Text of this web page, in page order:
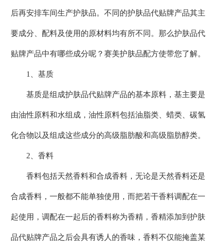
后再安排车间生产护肤品。不同的护肤品代贴牌产品其主
要成分、配料及使用的原材料均有所不同。那么护肤品代
贴牌产品中有哪些成分呢？赛美护肤品配方使带您了解。
1、基质
基质是组成护肤品代贴牌产品的基本原料，基主要是
由油性原料和水组成，油性原料包括油脂类、蜡类、碳氢
化合物以及组成这些成分的高级脂肪酸和高级脂肪醇类。
2、香料
香料包括天然香料和合成香料，无论是天然香料还是
合成香料，一般都不能单独使用，而把若干香料调配在一
起使用，调配在一起后的香料称为香精，香精添加到护肤
品代贴牌产品之后会具有诱人的香味，香料不仅能掩盖某